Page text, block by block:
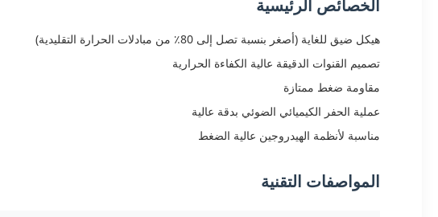
الخصائص الرئيسية
هيكل ضيق للغاية (أصغر بنسبة تصل إلى 80٪ من مبادلات الحرارة التقليدية)
تصميم القنوات الدقيقة عالية الكفاءة الحرارية
مقاومة ضغط ممتازة
عملية الحفر الكيميائي الضوئي بدقة عالية
مناسبة لأنظمة الهيدروجين عالية الضغط
المواصفات التقنية